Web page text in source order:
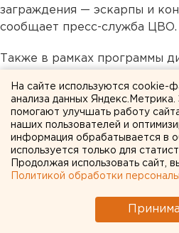
заграждения — эскарпы и
сообщает пресс-служба ЦВО.
Также в рамках программы
разведывательные и
проведут «Бой в городе»,
подразделение покажет
танкисты развернут засаду
противника. В ходе
эпизодов задействуют
создания боевой обстановки.
На сайте используются cookie-
анализа данных
помогают улучшать работу
наших пользователей и
информация обрабатывается в
используется только для
Продолжая использовать сайт,
Политикой обработки